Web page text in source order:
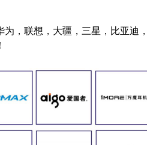
，联想，大疆，三星，比亚迪